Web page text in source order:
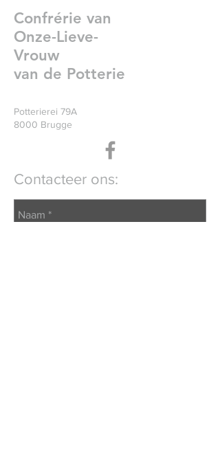
Confrérie van
Onze-Lieve-
Vrouw
van de Potterie
Potterierei 79A
8000 Brugge
Contacteer ons: